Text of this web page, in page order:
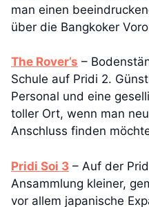
man einen
über die Bangkoker
The Rover’s –
Schule auf Pridi 2.
Personal und eine
toller Ort, wenn man
Anschluss finden
Pridi Soi 3 – Auf der
Ansammlung kleiner,
vor allem japanische